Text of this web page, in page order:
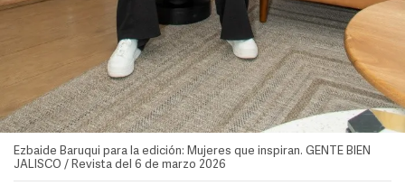
Ezbaide Baruqui para la edición: Mujeres que inspiran. GENTE BIEN
JALISCO / Revista del 6 de marzo 2026